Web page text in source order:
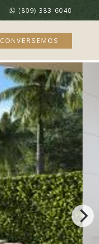
(809) 383-6040
CONVERSEMOS